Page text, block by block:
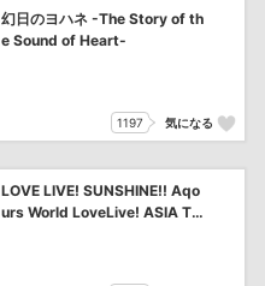
幻日のヨハネ -The Story of th
e Sound of Heart-
1197 気になる
LOVE LIVE! SUNSHINE!! Aqo
urs World LoveLive! ASIA TO